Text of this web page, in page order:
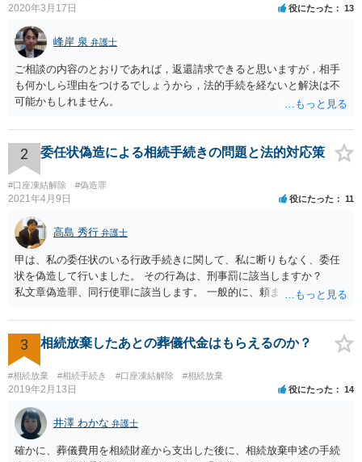
2020年3月17日 役にたった 13
峰岸 泉 弁護士
ご相談の内容のとおりであれば，返還請求できると思いますが，相手
も何かしら理由をつけるでしょうから，法的手続を経ないと解決は不
可能かもしれません。
2 委任状偽造による相続手続きの問題と法的対応策
#口座凍結解除 #偽造罪
2021年4月9日 役にたった 11
高島 秀行 弁護士
甲は、私の委任状のいる行政手続きに関して、私に断りもなく、委任
状を偽造して行いました。 その行為は、刑事罰に該当しますか？
私文章偽造罪、同行使罪に該当します。 一般的に、頼まれた（委任さ
か？ 委任状を偽造して使用することはまでは依頼の範囲ではない
ので できないと思います。
3 相続放棄したあとの葬儀代金はもらえるのか？
#相続放棄 #相続手続き #口座凍結解除 #相続放棄
2019年2月13日 役にたった 14
井澤 わかな 弁護士
確かに、葬儀費用を相続財産から支出した後に、相続放棄申述の手続